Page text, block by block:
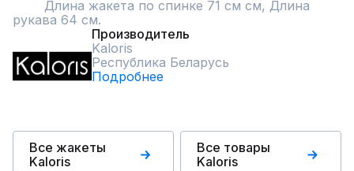
рукава 64 см.
Производитель
Kaloris
Республика Беларусь
Подробнее
Все жакеты
Kaloris
Все товары
Kaloris